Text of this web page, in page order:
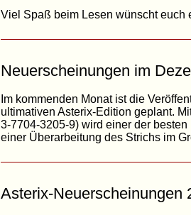
Viel Spaß beim Lesen wünscht euch
Neuerscheinungen im
Im kommenden Monat ist die
ultimativen Asterix-Edition geplant.
3-7704-3205-9) wird einer der
einer Überarbeitung des Strichs im
Asterix-Neuerscheinungen